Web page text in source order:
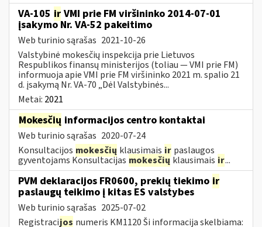
VA-105 ir VMI prie FM viršininko 2014-07-01
įsakymo Nr. VA-52 pakeitimo
Web turinio sąrašas 2021-10-26
Valstybinė mokesčių inspekcija prie Lietuvos
Respublikos finansų ministerijos (toliau ― VMI prie FM)
informuoja apie VMI prie FM viršininko 2021 m. spalio 21
d. įsakymą Nr. VA-70 „Dėl Valstybinės...
Metai: 2021
Mokesčių informacijos centro kontaktai
Web turinio sąrašas 2020-07-24
Konsultacijos mokesčių klausimais ir paslaugos
gyventojams Konsultacijas mokesčiųklausimais ir...
PVM deklaracijos FR0600, prekių tiekimo ir
paslaugų teikimo į kitas ES valstybes
Web turinio sąrašas 2025-07-02
Registracijos numeris KM1120 Ši informacija skelbiama: